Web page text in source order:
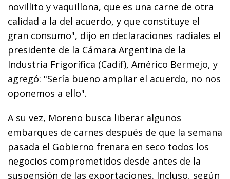
novillito y vaquillona, que es una carne de otra
calidad a la del acuerdo, y que constituye el
gran consumo", dijo en declaraciones radiales el
presidente de la Cámara Argentina de la
Industria Frigorífica (Cadif), Américo Bermejo, y
agregó: "Sería bueno ampliar el acuerdo, no nos
oponemos a ello".
A su vez, Moreno busca liberar algunos
embarques de carnes después de que la semana
pasada el Gobierno frenara en seco todos los
negocios comprometidos desde antes de la
suspensión de las exportaciones. Incluso, según